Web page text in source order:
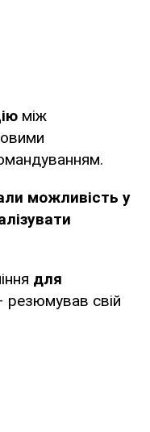
між
можливість у
для
резюмував свій